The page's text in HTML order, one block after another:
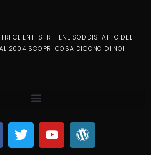
CLIENTI SI RITIENE SODDISFATTO DEL
2004 SCOPRI COSA DICONO DI NOI